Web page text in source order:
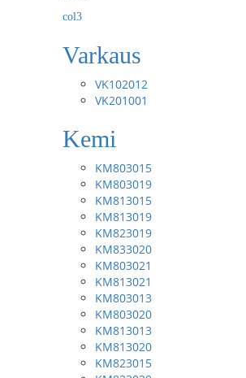
col3
Varkaus
VK102012
VK201001
Kemi
KM803015
KM803019
KM813015
KM813019
KM823019
KM833020
KM803021
KM813021
KM803013
KM803020
KM813013
KM813020
KM823015